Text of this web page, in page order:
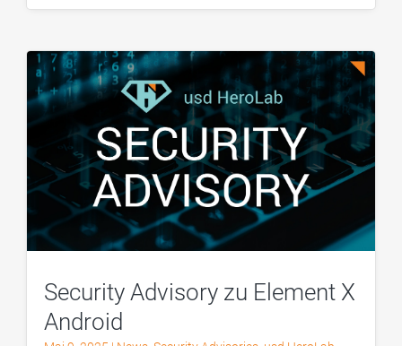
Security Advisory zu Element X
Android